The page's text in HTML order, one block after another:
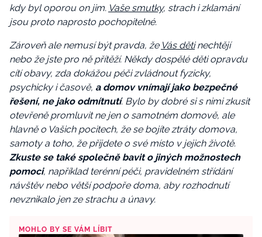
kdy byl oporou on jim. Vaše smutky, strach i zklamání
jsou proto naprosto pochopitelné.
Zároveň ale nemusí být pravda, že Vás dětinechtějí
nebo že jste pro ně přítěží. Někdy dospělé děti opravdu
cítí obavy, zda dokážou péči zvládnout fyzicky,
psychicky i časově, a domov vnímají jako bezpečné
řešení, ne jako odmítnutí. Bylo by dobré si s nimi zkusit
otevřeně promluvit ne jen o samotném domově, ale
hlavně o Vašich pocitech, že se bojíte ztráty domova,
samoty a toho, že přijdete o své místo v jejich životě.
Zkuste se také společně bavit o jiných možnostech
pomoci, například terénní péči, pravidelném střídání
návštěv nebo větší podpoře doma, aby rozhodnutí
nevznikalo jen ze strachu a únavy.
MOHLO BY SE VÁM LÍBIT